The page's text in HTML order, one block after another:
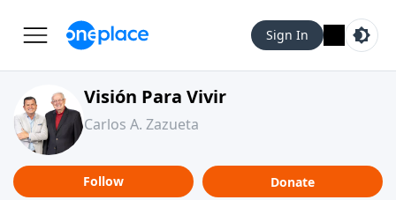
Sign In
Visión Para Vivir
Carlos A. Zazueta
Follow Donate